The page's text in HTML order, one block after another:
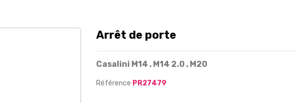
Arrêt de porte
Casalini M14 , M14 2.0 , M20
Référence PR27479